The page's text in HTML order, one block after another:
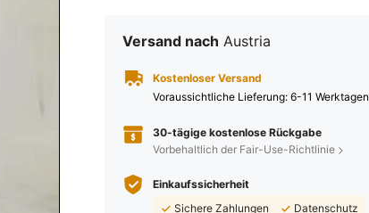
Versand nach Austria
Kostenloser Versand
Voraussichtliche Lieferung: 6-11 Werktagen
30-tägige kostenlose Rückgabe
Vorbehaltlich der Fair-Use-Richtlinie
Einkaufssicherheit
Sichere Zahlungen
Datenschutz